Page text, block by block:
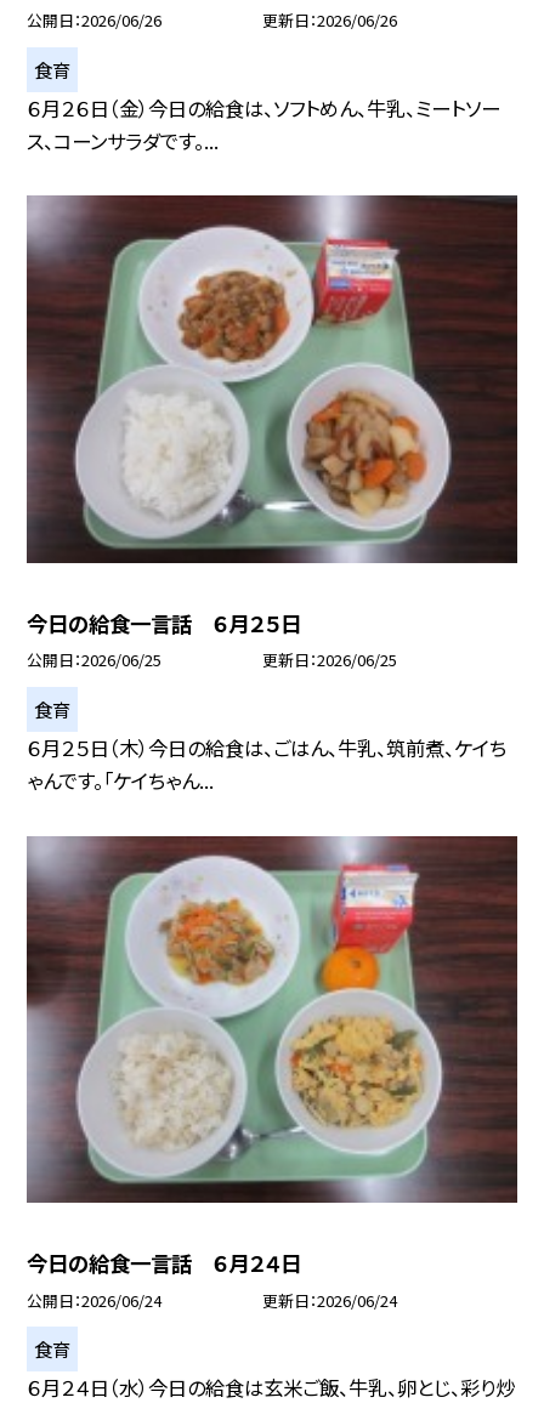
公開日 2026/06/26 更新日 2026/06/26
食育
６月２６日（金）今日の給食は、ソフトめん、牛乳、ミートソー
ス、コーンサラダです。...
今日の給食一言話 ６月２５日
公開日 2026/06/25 更新日 2026/06/25
食育
６月２５日（木）今日の給食は、ごはん、牛乳、筑前煮、ケイち
ゃんです。「ケイちゃん...
今日の給食一言話 ６月２４日
公開日 2026/06/24 更新日 2026/06/24
食育
６月２４日（水）今日の給食は玄米ご飯、牛乳、卵とじ、彩り炒